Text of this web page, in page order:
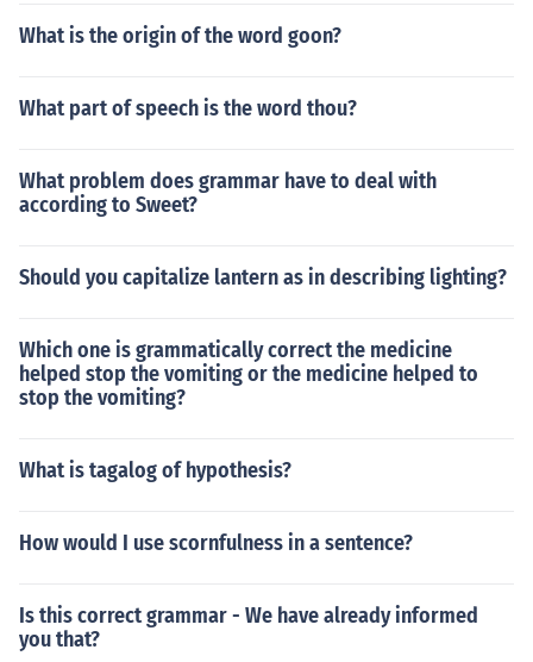
What is the origin of the word goon?
What part of speech is the word thou?
What problem does grammar have to deal with
according to Sweet?
Should you capitalize lantern as in describing lighting?
Which one is grammatically correct the medicine
helped stop the vomiting or the medicine helped to
stop the vomiting?
What is tagalog of hypothesis?
How would I use scornfulness in a sentence?
Is this correct grammar - We have already informed
you that?